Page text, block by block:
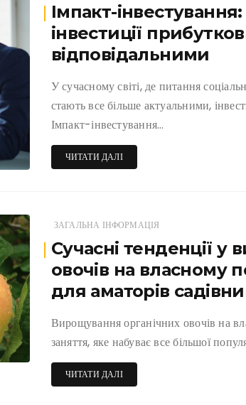
Імпакт-
інвестиції
відповідальними
У сучасному світі, де питання
стають все більше актуальними,
Імпакт-інвестування…
ЧИТАТИ ДАЛІ
ЗАГАЛЬНА ІНФОРМАЦІЯ
Сучасні тенденції у
овочів на власному
для аматорів
Вирощування органічних овочів на
заняття, яке набуває все більшої
ЧИТАТИ ДАЛІ